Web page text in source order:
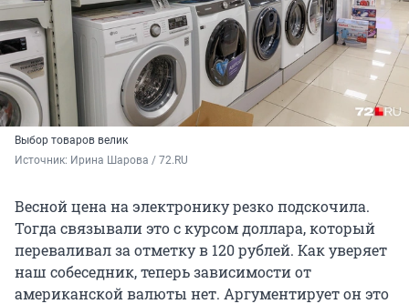
Выбор товаров велик
Источник: Ирина Шарова / 72.RU
Весной цена на электронику резко подскочила.
Тогда связывали это с курсом доллара, который
переваливал за отметку в 120 рублей. Как уверяет
наш собеседник, теперь зависимости от
американской валюты нет. Аргументирует он это